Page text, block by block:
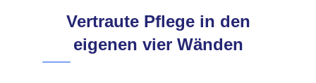
Vertraute Pflege in den
eigenen vier Wänden